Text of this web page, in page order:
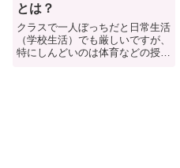
とは？
クラスで一人ぼっちだと日常生活
（学校生活）でも厳しいですが、
特にしんどいのは体育などの授業